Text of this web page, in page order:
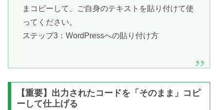
まコピーして、ご自身のテキストを貼り付けて使
ってください。
ステップ3：WordPressへの貼り付け方
【重要】出力されたコードを「そのまま」コピ
ーして仕上げる